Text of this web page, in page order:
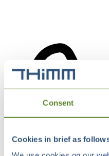
Consent
Cookies in brief as